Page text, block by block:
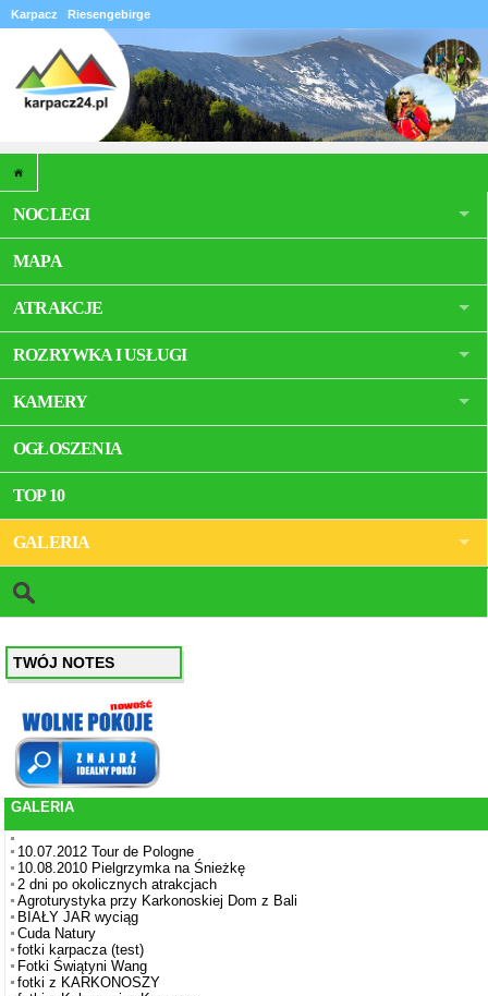
Karpacz Riesengebirge
NOCLEGI
MAPA
ATRAKCJE
ROZRYWKA I USŁUGI
KAMERY
OGŁOSZENIA
TOP 10
GALERIA
TWÓJ NOTES
GALERIA
10.07.2012 Tour de Pologne
10.08.2010 Pielgrzymka na Śnieżkę
2 dni po okolicznych atrakcjach
Agroturystyka przy Karkonoskiej Dom z Bali
BIAŁY JAR wyciąg
Cuda Natury
fotki karpacza (test)
Fotki Świątyni Wang
fotki z KARKONOSZY